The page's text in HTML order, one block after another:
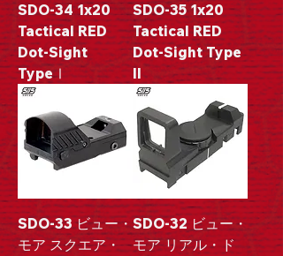
SDO-34 1x20
Tactical RED
Dot-Sight
TypeⅠ
SDO-35 1x20
Tactical RED
Dot-Sight Type
II
SDO-33 ビュー・
モア スクエア・
SDO-32 ビュー・
モア リアル・ド